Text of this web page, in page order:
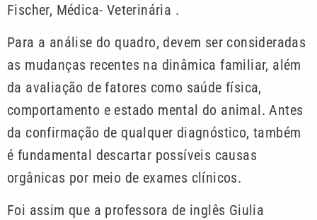
Fischer, Médica- Veterinária .
Para a análise do quadro, devem ser consideradas
as mudanças recentes na dinâmica familiar, além
da avaliação de fatores como saúde física,
comportamento e estado mental do animal. Antes
da confirmação de qualquer diagnóstico, também
é fundamental descartar possíveis causas
orgânicas por meio de exames clínicos.
Foi assim que a professora de inglês Giulia